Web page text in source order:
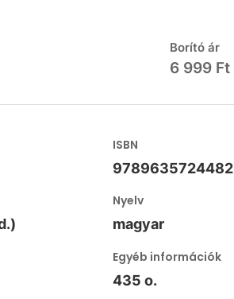
Borító ár
6 999 Ft
ISBN
9789635724482
Nyelv
magyar
Egyéb információk
435 o.